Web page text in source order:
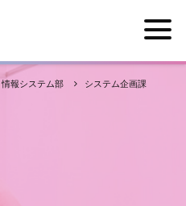
情報システム部 システム企画課